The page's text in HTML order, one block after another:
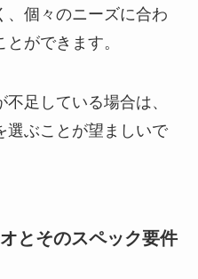
、個々のニーズに合わ
ができます。
足している場合は、
選ぶことが望ましいで
とそのスペック要件